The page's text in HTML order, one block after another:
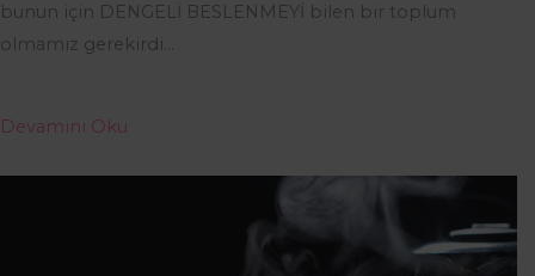
bunun için DENGELİ BESLENMEYİ bilen bir toplum
olmamız gerekirdi…
Devamını Oku